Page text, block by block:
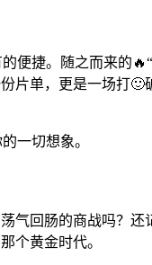
捷。随之而来的
片单，更是一场打
一切想象。
气回肠的商战吗？
个黄金时代。